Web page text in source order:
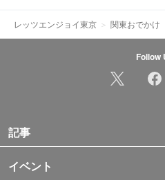
レッツエンジョイ東京 関東おでかけ
Follow
記事
イベント